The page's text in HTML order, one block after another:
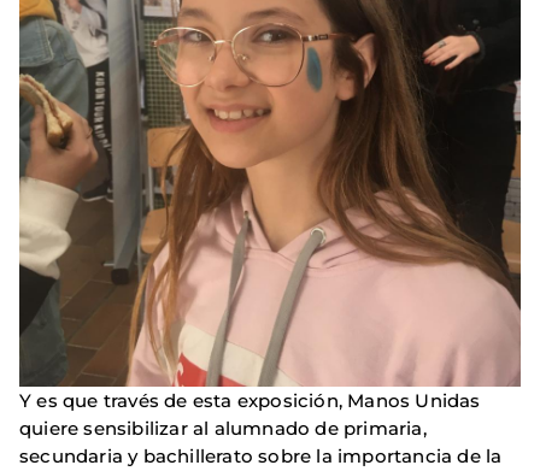
Y es que través de esta exposición, Manos Unidas
quiere sensibilizar al alumnado de primaria,
secundaria y bachillerato sobre la importancia de la